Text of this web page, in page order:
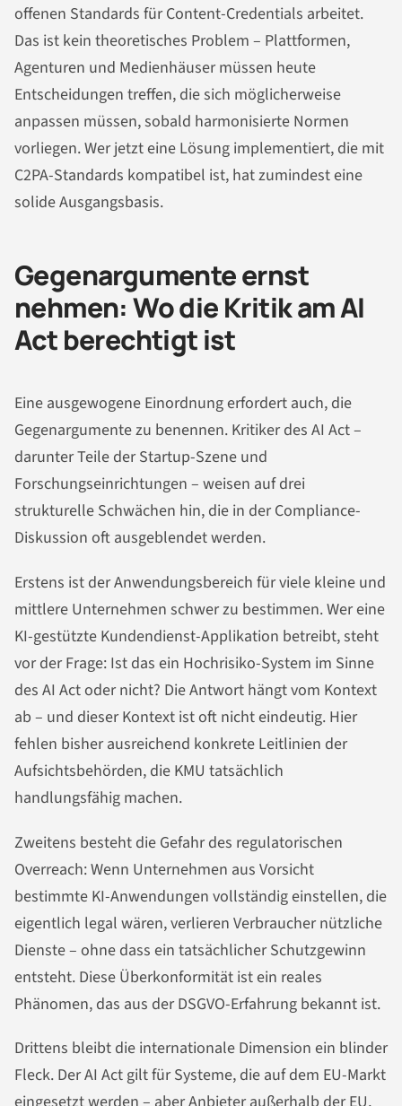
offenen Standards für Content-Credentials arbeitet.
Das ist kein theoretisches Problem – Plattformen,
Agenturen und Medienhäuser müssen heute
Entscheidungen treffen, die sich möglicherweise
anpassen müssen, sobald harmonisierte Normen
vorliegen. Wer jetzt eine Lösung implementiert, die mit
C2PA-Standards kompatibel ist, hat zumindest eine
solide Ausgangsbasis.
Gegenargumente ernst
nehmen: Wo die Kritik am AI
Act berechtigt ist
Eine ausgewogene Einordnung erfordert auch, die
Gegenargumente zu benennen. Kritiker des AI Act –
darunter Teile der Startup-Szene und
Forschungseinrichtungen – weisen auf drei
strukturelle Schwächen hin, die in der Compliance-
Diskussion oft ausgeblendet werden.
Erstens ist der Anwendungsbereich für viele kleine und
mittlere Unternehmen schwer zu bestimmen. Wer eine
KI-gestützte Kundendienst-Applikation betreibt, steht
vor der Frage: Ist das ein Hochrisiko-System im Sinne
des AI Act oder nicht? Die Antwort hängt vom Kontext
ab – und dieser Kontext ist oft nicht eindeutig. Hier
fehlen bisher ausreichend konkrete Leitlinien der
Aufsichtsbehörden, die KMU tatsächlich
handlungsfähig machen.
Zweitens besteht die Gefahr des regulatorischen
Overreach: Wenn Unternehmen aus Vorsicht
bestimmte KI-Anwendungen vollständig einstellen, die
eigentlich legal wären, verlieren Verbraucher nützliche
Dienste – ohne dass ein tatsächlicher Schutzgewinn
entsteht. Diese Überkonformität ist ein reales
Phänomen, das aus der DSGVO-Erfahrung bekannt ist.
Drittens bleibt die internationale Dimension ein blinder
Fleck. Der AI Act gilt für Systeme, die auf dem EU-Markt